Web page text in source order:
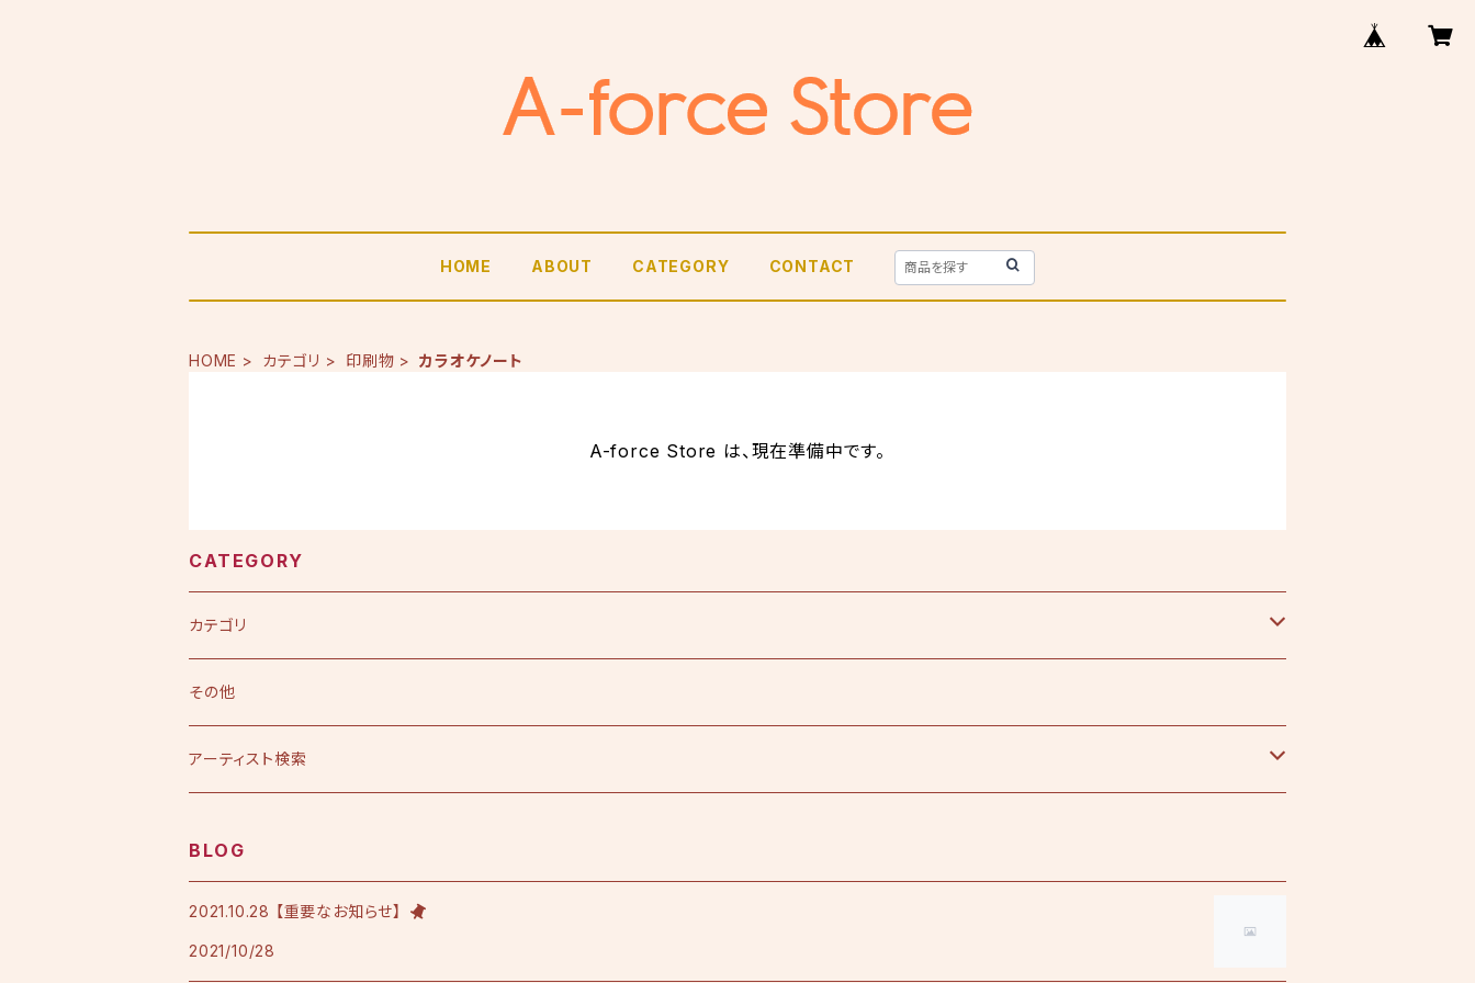
HOME ABOUT CATEGORY CONTACT
HOME カテゴリ 印刷物 カラオケノート
A-force Store は、現在準備中です。
CATEGORY
カテゴリ
CD
シングル
限定版
DVD
アルバム
フレンチテリースタジャン
カラオケノート
その他
その他
アーティスト検索
加宮佑唏
BLOG
2021.10.28 【重要なお知らせ】
2021/10/28